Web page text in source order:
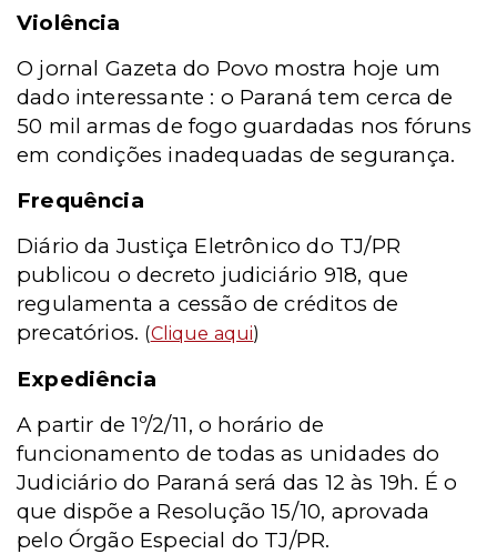
Violência
O jornal Gazeta do Povo mostra hoje um
dado interessante : o Paraná tem cerca de
50 mil armas de fogo guardadas nos fóruns
em condições inadequadas de segurança.
Frequência
Diário da Justiça Eletrônico do TJ/PR
publicou o decreto judiciário 918, que
regulamenta a cessão de créditos de
precatórios. (Clique aqui)
Expediência
A partir de 1º/2/11, o horário de
funcionamento de todas as unidades do
Judiciário do Paraná será das 12 às 19h. É o
que dispõe a Resolução 15/10, aprovada
pelo Órgão Especial do TJ/PR.